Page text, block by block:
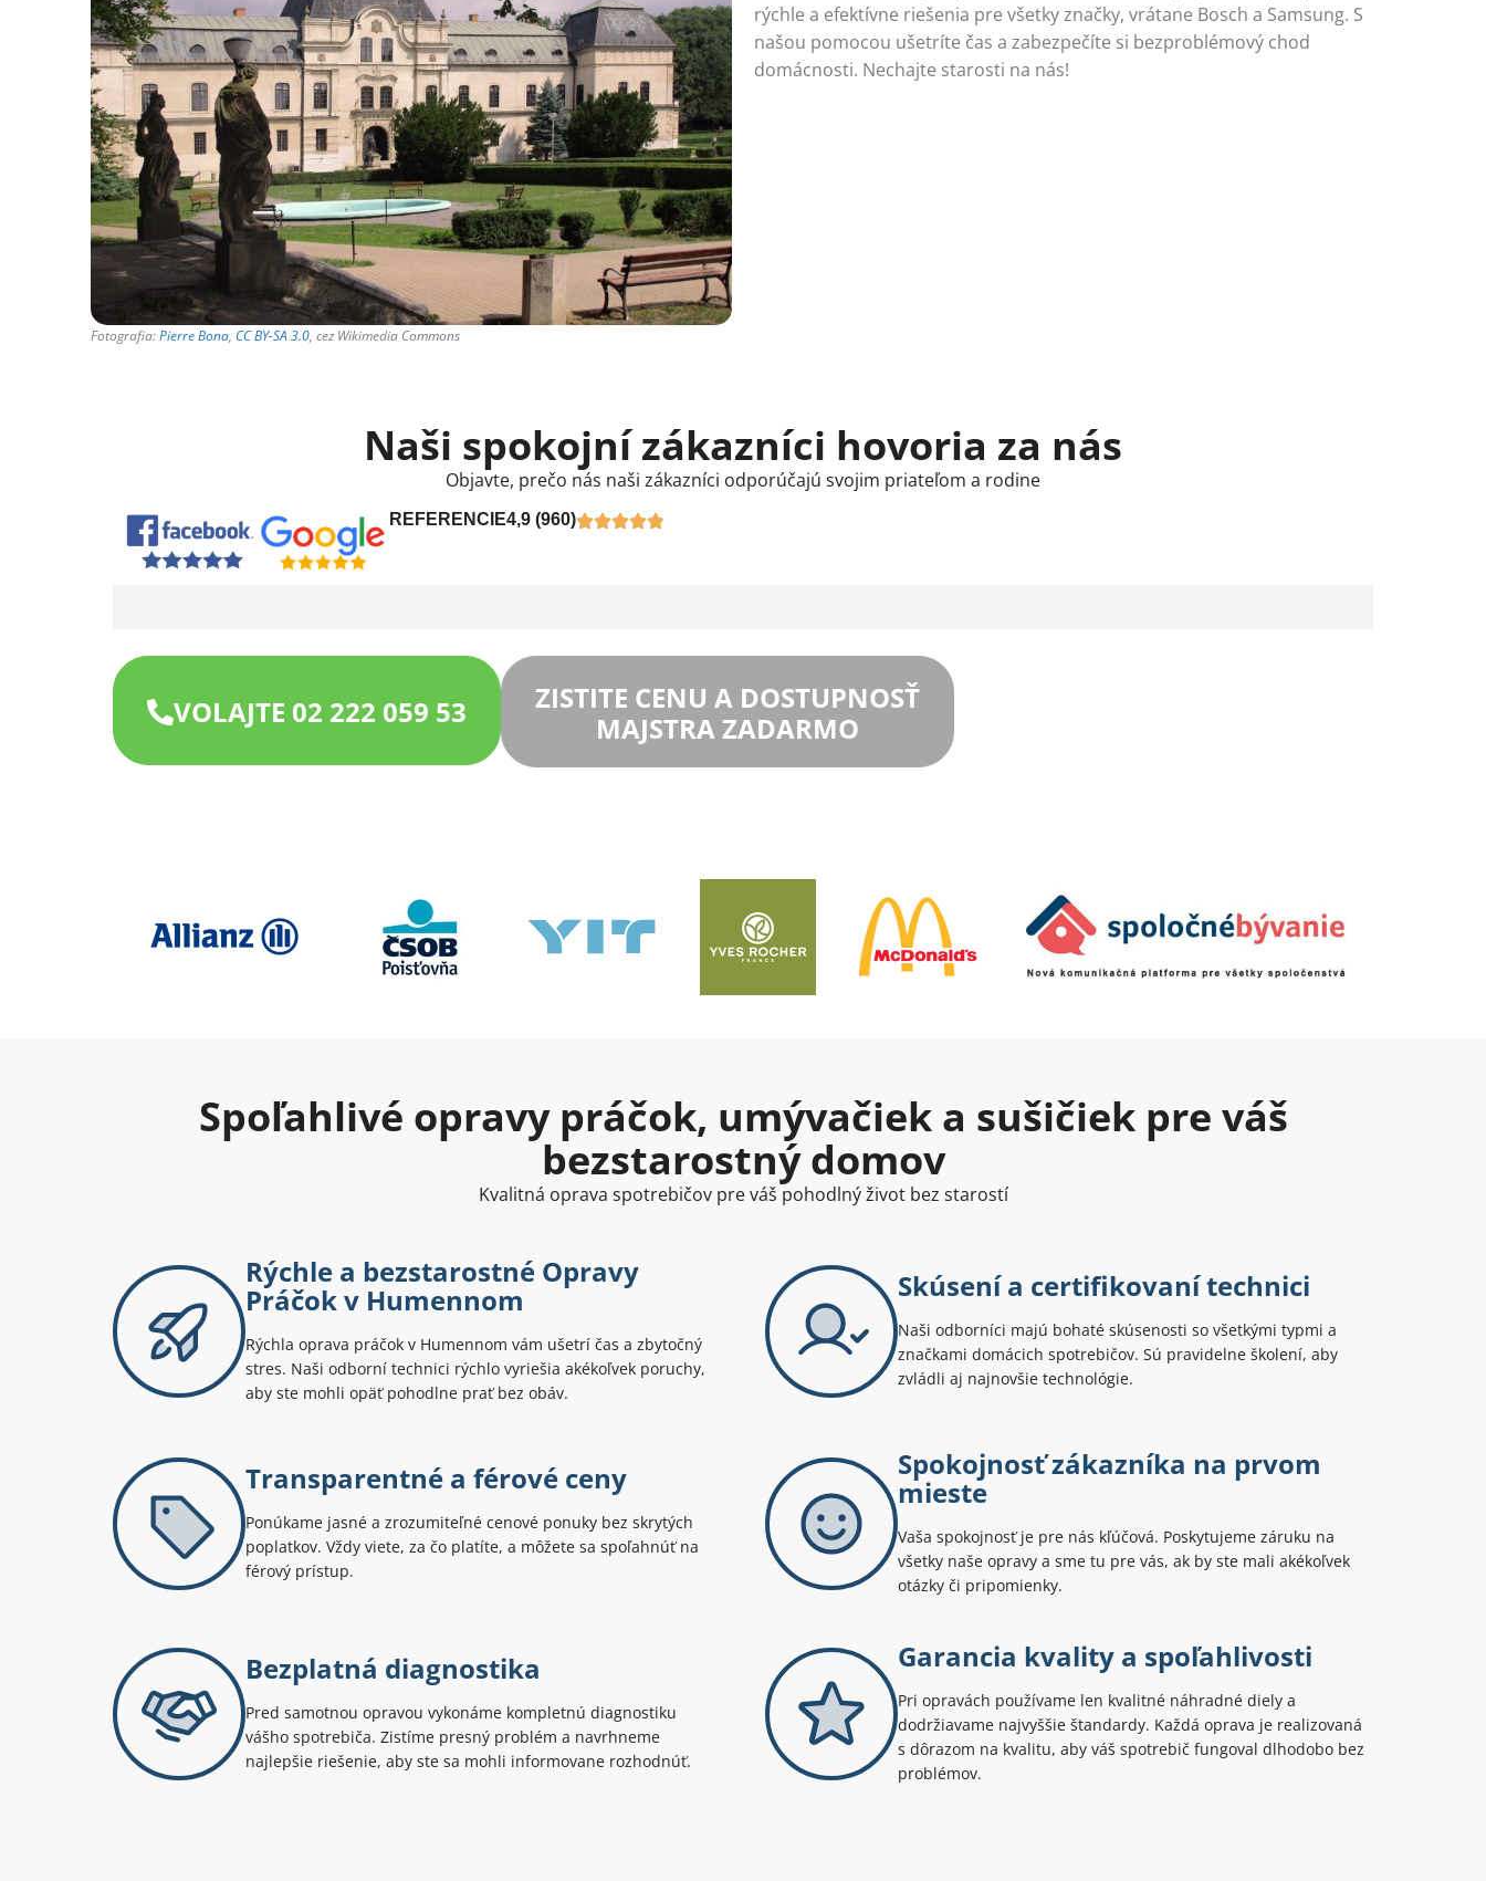
Fotografia:Pierre Bona, CC BY-SA 3.0, cez Wikimedia Commons
rýchle a efektívne riešenia pre všetky značky, vrátane Bosch a Samsung. S
našou pomocou ušetríte čas a zabezpečíte si bezproblémový chod
domácnosti. Nechajte starosti na nás!
Naši spokojní zákazníci hovoria za nás
Objavte, prečo nás naši zákazníci odporúčajú svojim priateľom a rodine
REFERENCIE4,9 (960)
VOLAJTE 02 222 059 53
ZISTITE CENU A DOSTUPNOSŤ
MAJSTRA ZADARMO
Spoľahlivé opravy práčok, umývačiek a sušičiek pre váš
bezstarostný domov
Kvalitná oprava spotrebičov pre váš pohodlný život bez starostí
Rýchle a bezstarostné Opravy
Práčok v Humennom
Rýchla oprava práčok v Humennom vám ušetrí čas a zbytočný
stres. Naši odborní technici rýchlo vyriešia akékoľvek poruchy,
aby ste mohli opäť pohodlne prať bez obáv.
Skúsení a certifikovaní technici
Naši odborníci majú bohaté skúsenosti so všetkými typmi a
značkami domácich spotrebičov. Sú pravidelne školení, aby
zvládli aj najnovšie technológie.
Transparentné a férové ceny
Ponúkame jasné a zrozumiteľné cenové ponuky bez skrytých
poplatkov. Vždy viete, za čo platíte, a môžete sa spoľahnúť na
férový prístup.
Spokojnosť zákazníka na prvom
mieste
Vaša spokojnosť je pre nás kľúčová. Poskytujeme záruku na
všetky naše opravy a sme tu pre vás, ak by ste mali akékoľvek
otázky či pripomienky.
Bezplatná diagnostika
Pred samotnou opravou vykonáme kompletnú diagnostiku
vášho spotrebiča. Zistíme presný problém a navrhneme
najlepšie riešenie, aby ste sa mohli informovane rozhodnúť.
Garancia kvality a spoľahlivosti
Pri opravách používame len kvalitné náhradné diely a
dodržiavame najvyššie štandardy. Každá oprava je realizovaná
s dôrazom na kvalitu, aby váš spotrebič fungoval dlhodobo bez
problémov.